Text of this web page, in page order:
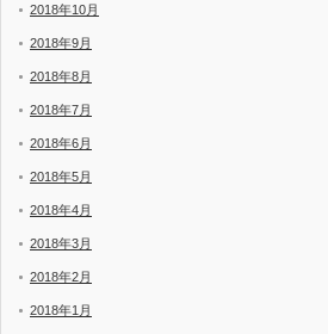
2018年10月
2018年9月
2018年8月
2018年7月
2018年6月
2018年5月
2018年4月
2018年3月
2018年2月
2018年1月